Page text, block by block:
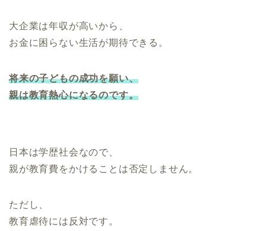
大企業は年収が高いから、
お金に困らない生活が期待できる。
将来の子どもの成功を願い、
親は教育熱心になるのです。
日本は学歴社会なので、
親が教育費をかけることは否定しません。
ただし、
教育虐待には反対です。